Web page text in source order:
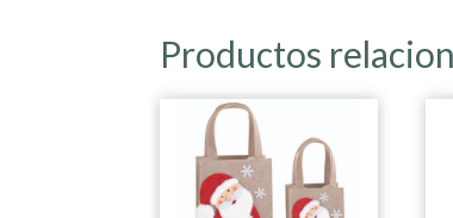
Productos